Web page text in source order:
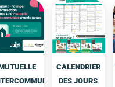
CALENDRIER
DES JOURS